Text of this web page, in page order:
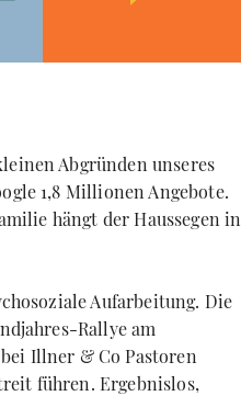
Abgründen unseres
1,8 Millionen Angebote.
hängt der Haussegen in
Aufarbeitung. Die
Rallye am
Illner & Co Pastoren
führen. Ergebnislos,